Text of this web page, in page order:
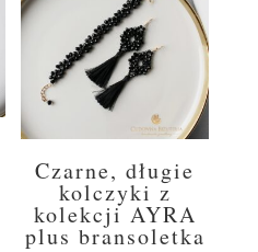
Czarne, długie
kolczyki z
kolekcji AYRA
plus bransoletka